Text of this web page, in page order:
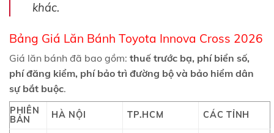
khác.
Bảng Giá Lăn Bánh Toyota Innova Cross 2026
Giá lăn bánh đã bao gồm: thuế trước bạ, phí biển số,
phí đăng kiểm, phí bảo trì đường bộ và bảo hiểm dân
sự bắt buộc.
PHIÊN
BẢN
HÀ NỘI TP.HCM CÁC TỈNH